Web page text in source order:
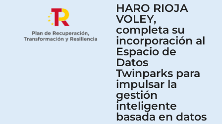
HARO RIOJA
VOLEY,
completa su
incorporación al
Espacio de
Datos
Twinparks para
impulsar la
gestión
inteligente
basada en datos